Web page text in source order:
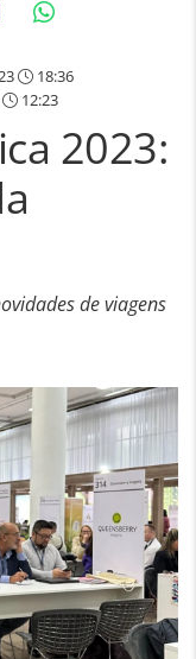
18:36
12:23
2023:
de viagens